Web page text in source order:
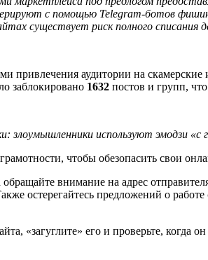
с помощью Telegram-ботов
существует риск полного списания
аудитории на
заблокировано 1632 постов и групп,
злоумышленники используют эмодзи
чтобы обезопасить свои
внимание на адрес
остерегайтесь предложений о
«загуглите» его и проверьте, когда